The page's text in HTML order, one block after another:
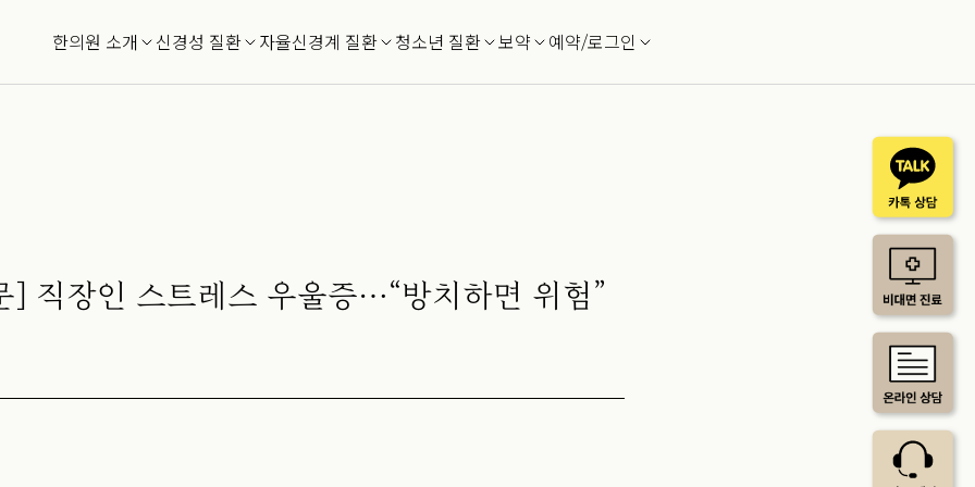
한의원 소개 신경성 질환 자율신경계 질환 청소년 질환 보약 예약/로그인
] 직장인 스트레스 우울증…“방치하면 위험”